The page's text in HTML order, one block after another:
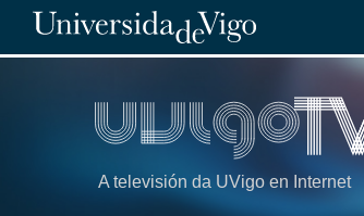
A televisión da UVigo en Internet